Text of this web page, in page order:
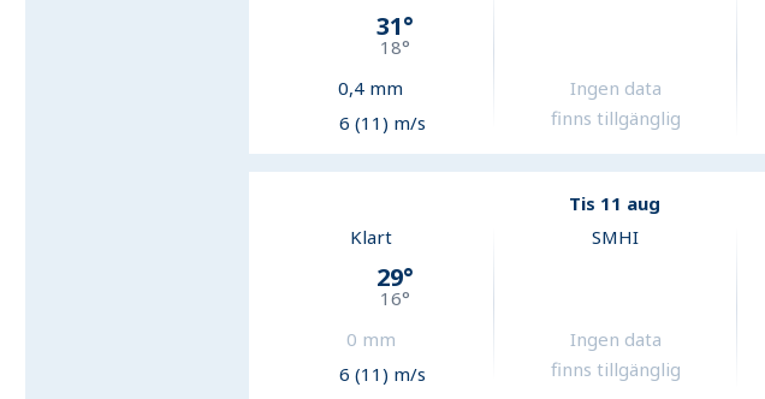
31°
18°
0,4 mm
6 (11) m/s
Ingen data
finns tillgänglig
Tis 11 aug
Klart
29°
16°
0 mm
6 (11) m/s
SMHI
Ingen data
finns tillgänglig